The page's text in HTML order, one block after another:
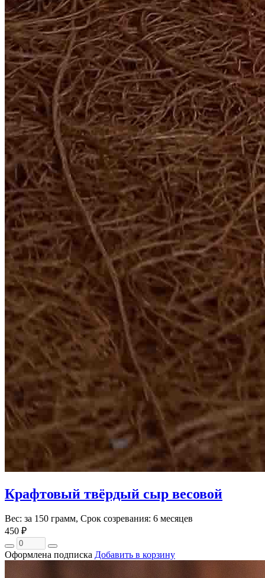
Крафтовый твёрдый сыр весовой
Вес: за 150 грамм, Срок созревания: 6 месяцев
450 ₽
Оформлена подписка Добавить в корзину